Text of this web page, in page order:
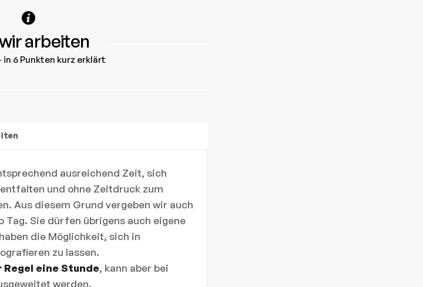
arbeiten
6 Punkten kurz erklärt
ausreichend Zeit, sich
und ohne Zeitdruck zum
Aus diesem Grund vergeben wir auch
Tag. Sie dürfen übrigens auch eigene
die Möglichkeit, sich in
zu lassen.
eine Stunde, kann aber bei
werden.